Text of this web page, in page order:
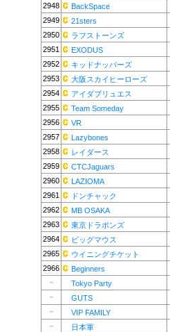
2948
BackSpace
2949
21sters
2950
ラフストーンズ
2951
EXODUS
2952
キッドナッパーズ
2953
大阪スカイヒーローズ
2954
アイダブリュエス
2955
Team Someday
2956
VR
2957
Lazybones
2958
レイダース
2959
CTCJaguars
2960
LAZIOMA
2961
ドンチャック
2962
MB OSAKA
2963
東京ドラポンズ
2964
ビッグマウス
2965
ウイニングチケット
2966
Beginners
－
Tokyo Party
－
GUTS
－
VIP FAMILY
－
日本軍